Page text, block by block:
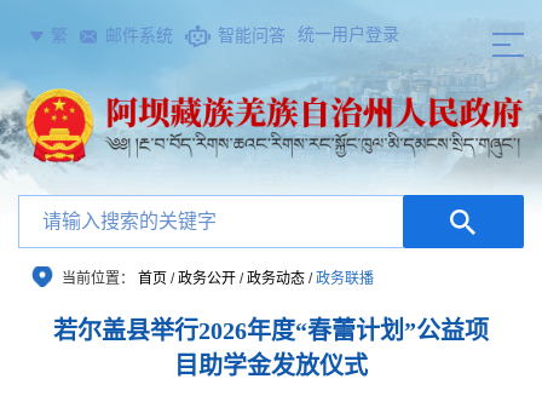
繁 邮件系统 智能问答 统一用户登录
当前位置： 首页 /政务公开 /政务动态 /政务联播
若尔盖县举行2026年度“春蕾计划”公益项
目助学金发放仪式